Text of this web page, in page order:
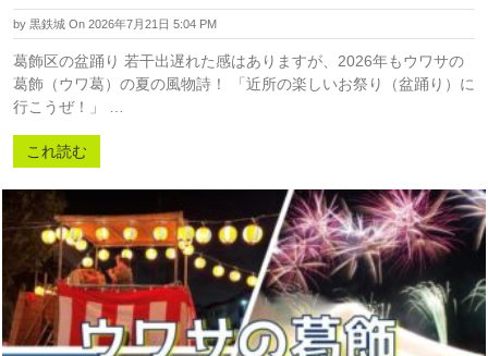
by 黒鉄城 On 2026年7月21日 5:04 PM
葛飾区の盆踊り 若干出遅れた感はありますが、2026年もウワサの
葛飾（ウワ葛）の夏の風物詩！ 「近所の楽しいお祭り（盆踊り）に
行こうぜ！」 …
これ読む